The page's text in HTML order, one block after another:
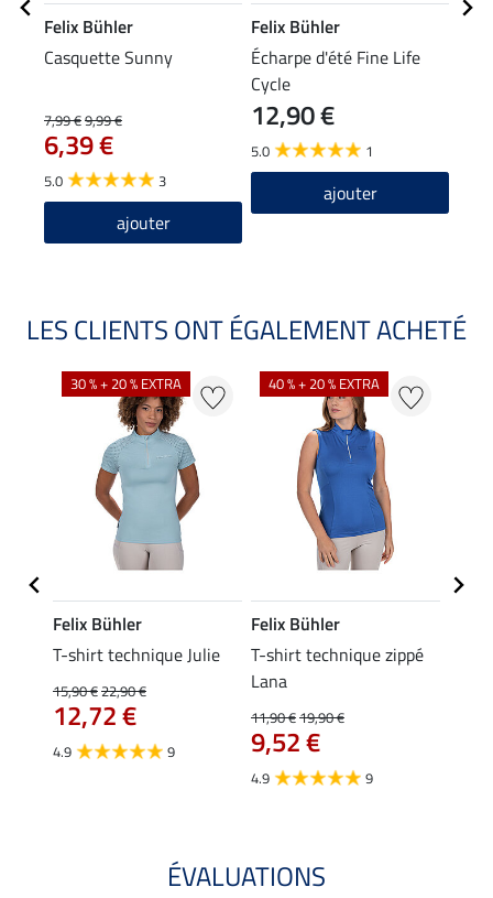
Felix Bühler
Casquette Sunny
7,99 €9,99 €
6,39 €
5.0 3
ajouter
Felix Bühler
Écharpe d'été Fine Life
Cycle
12,90 €
5.0 1
ajouter
LES CLIENTS ONT ÉGALEMENT ACHETÉ
30 % + 20 % EXTRA
Felix Bühler
T-shirt technique Julie
15,90 €22,90 €
12,72 €
4.9 9
40 % + 20 % EXTRA
Felix Bühler
T-shirt technique zippé
Lana
11,90 €19,90 €
9,52 €
4.9 9
ÉVALUATIONS